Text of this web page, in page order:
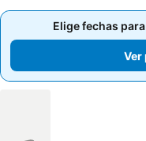
Elige fechas
Elige fechas
Ver